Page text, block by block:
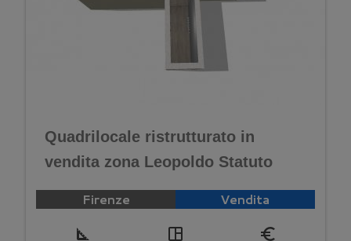
Quadrilocale ristrutturato in
vendita zona Leopoldo Statuto
Firenze Vendita
square_foot space_dashboard euro_symbol